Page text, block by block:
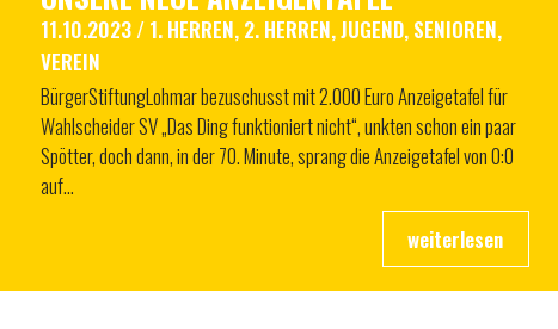
11.10.2023 / 1. HERREN, 2. HERREN,JUGEND, SENIOREN,
VEREIN
BürgerStiftungLohmar bezuschusst mit 2.000 Euro Anzeigetafel für
Wahlscheider SV „Das Ding funktioniert nicht“, unkten schon ein paar
Spötter, doch dann, in der 70. Minute, sprang die Anzeigetafel von 0:0
auf…